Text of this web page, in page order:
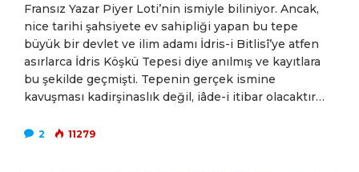
Fransız Yazar Piyer Loti’nin ismiyle biliniyor. Ancak,
nice tarihi şahsiyete ev sahipliği yapan bu tepe
büyük bir devlet ve ilim adamı İdris-i Bitlisî’ye atfen
asırlarca İdris Köşkü Tepesi diye anılmış ve kayıtlara
bu şekilde geçmişti. Tepenin gerçek ismine
kavuşması kadirşinaslık değil, iâde-i itibar olacaktır…
2 11279